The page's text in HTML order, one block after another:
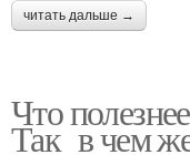
читать дальше →
Что
Так в чем